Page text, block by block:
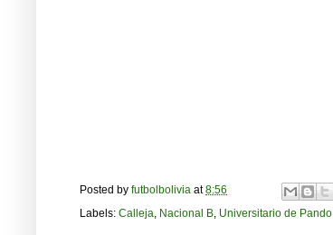
Posted by futbolbolivia at8:56
Labels: Calleja Nacional B Universitario de Pando